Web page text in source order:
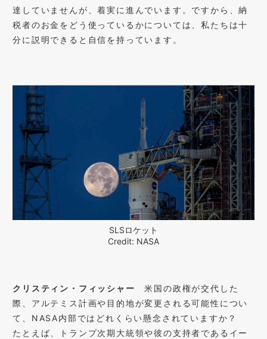
達していませんが、着実に進んでいます。ですから、納
税者のお金をどう使っているかについては、私たちは十
分に説明できると自信を持っています。
SLSロケット
Credit: NASA
クリスティン・フィッシャー 米国の政権が交代した
際、アルテミス計画や目的地が変更される可能性につい
て、NASA内部ではどれくらい懸念されていますか？
たとえば、トランプ次期大統領や彼の支持者であるイー